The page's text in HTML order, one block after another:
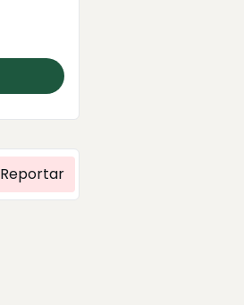
Reportar